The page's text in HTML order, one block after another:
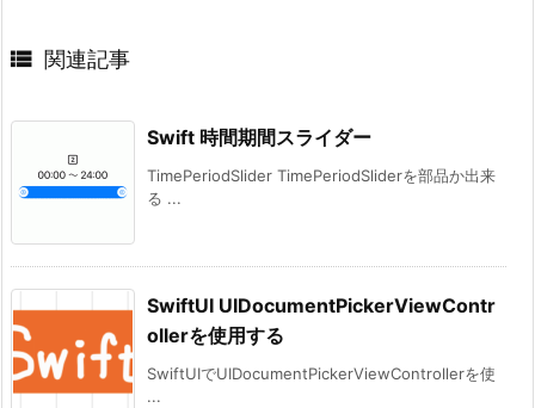
 関連記事
Swift 時間期間スライダー
TimePeriodSlider TimePeriodSliderを部品か出来
る ...
SwiftUI UIDocumentPickerViewContr
ollerを使用する
SwiftUIでUIDocumentPickerViewControllerを使
...